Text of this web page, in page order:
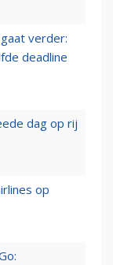
verder:
deadline
dag op rij
op